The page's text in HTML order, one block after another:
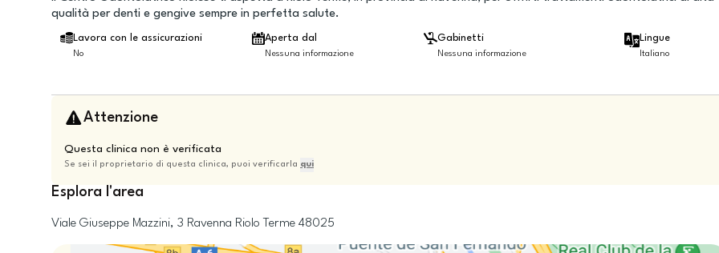
qualità per denti e gengive sempre in perfetta salute.
Lavora con le assicurazioni
No
Aperta dal
Nessuna informazione
Gabinetti
Nessuna informazione
Lingue
Italiano
Attenzione
Questa clinica non è verificata
Se sei il proprietario di questa clinica, puoi verificarla qui
Esplora l'area
Viale Giuseppe Mazzini, 3 Ravenna Riolo Terme 48025